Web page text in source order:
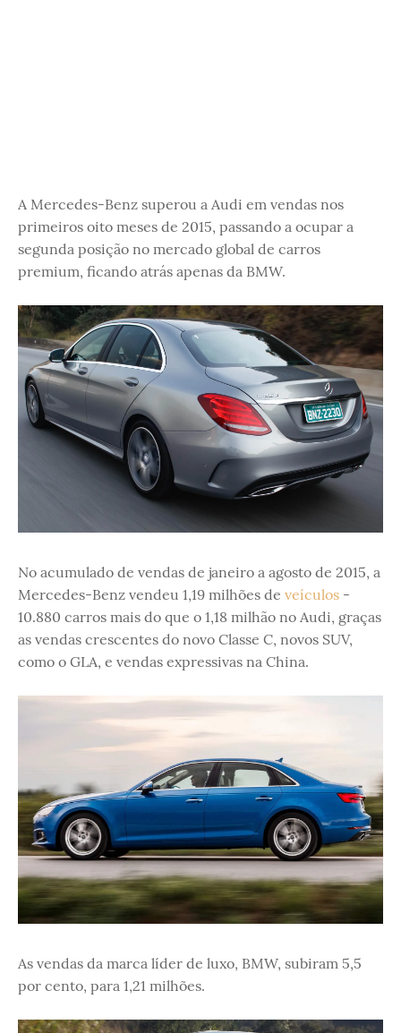
A Mercedes-Benz superou a Audi em vendas nos
primeiros oito meses de 2015, passando a ocupar a
segunda posição no mercado global de carros
premium, ficando atrás apenas da BMW.
No acumulado de vendas de janeiro a agosto de 2015, a
Mercedes-Benz vendeu 1,19 milhões de veículos -
10.880 carros mais do que o 1,18 milhão no Audi, graças
as vendas crescentes do novo Classe C, novos SUV,
como o GLA, e vendas expressivas na China.
As vendas da marca líder de luxo, BMW, subiram 5,5
por cento, para 1,21 milhões.